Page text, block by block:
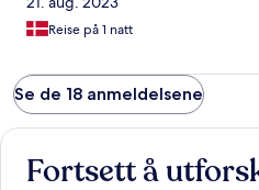
Reise på 1 natt
Se de 18 anmeldelsene
Fortsett å